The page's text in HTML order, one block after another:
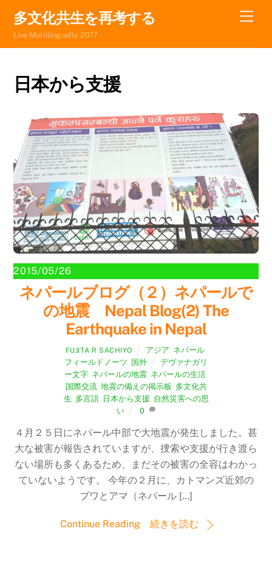
content
多文化共生を再考する
Live Multilingually 2017
日本から支援
2015/05/26
ネパールブログ（２）ネパールで
の地震 Nepal Blog(2) The
Earthquake in Nepal
FUJITA R SACHIYO アジア ネパール
フィールドノーツ 国外
デヴァナガリ
ー文字 ネパールの地震 ネパールの生活
国際交流, 地震の備えの掲示板 多文化共
生 多言語, 日本から支援 自然災害への思
い
0
４月２５日にネパール中部で大地震が発生しました。甚
大な被害が報告されていますが、捜索や支援が行き渡ら
ない場所も多くあるため、まだその被害の全容はわかっ
ていないようです。 今年の２月に、カトマンズ近郊の
ブワとアマ（ネパール […]
Continue Reading 続きを読む